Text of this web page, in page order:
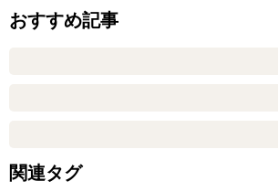
おすすめ記事
関連タグ